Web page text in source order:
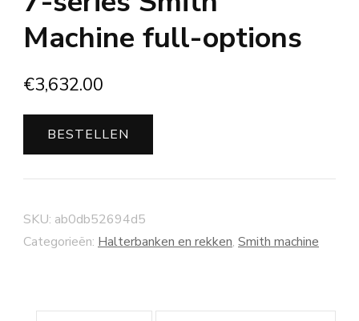
Machine full-options
€3,632.00
BESTELLEN
SKU: ab0db52694d5
Categorieën: Halterbanken en rekken, Smith machine